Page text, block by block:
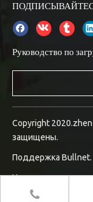
Руководство по
Copyright 2020.zhen
защищены.
Поддержка Bullnet.
Управление